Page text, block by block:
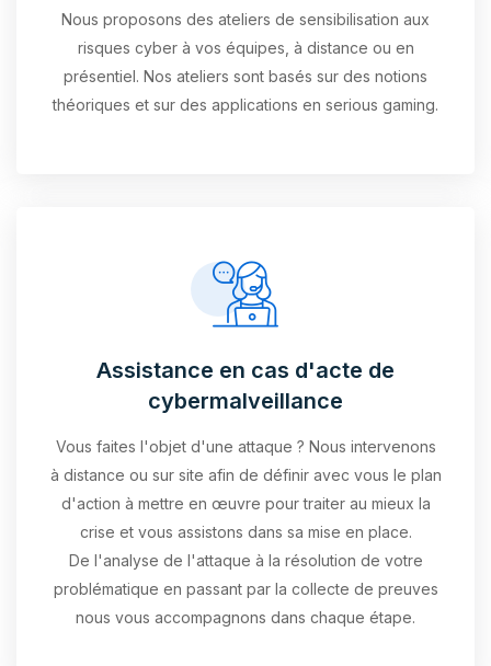
Nous proposons des ateliers de sensibilisation aux
risques cyber à vos équipes, à distance ou en
présentiel. Nos ateliers sont basés sur des notions
théoriques et sur des applications en serious gaming.
Assistance en cas d'acte de
cybermalveillance
Vous faites l'objet d'une attaque ? Nous intervenons
à distance ou sur site afin de définir avec vous le plan
d'action à mettre en œuvre pour traiter au mieux la
crise et vous assistons dans sa mise en place.
De l'analyse de l'attaque à la résolution de votre
problématique en passant par la collecte de preuves
nous vous accompagnons dans chaque étape.